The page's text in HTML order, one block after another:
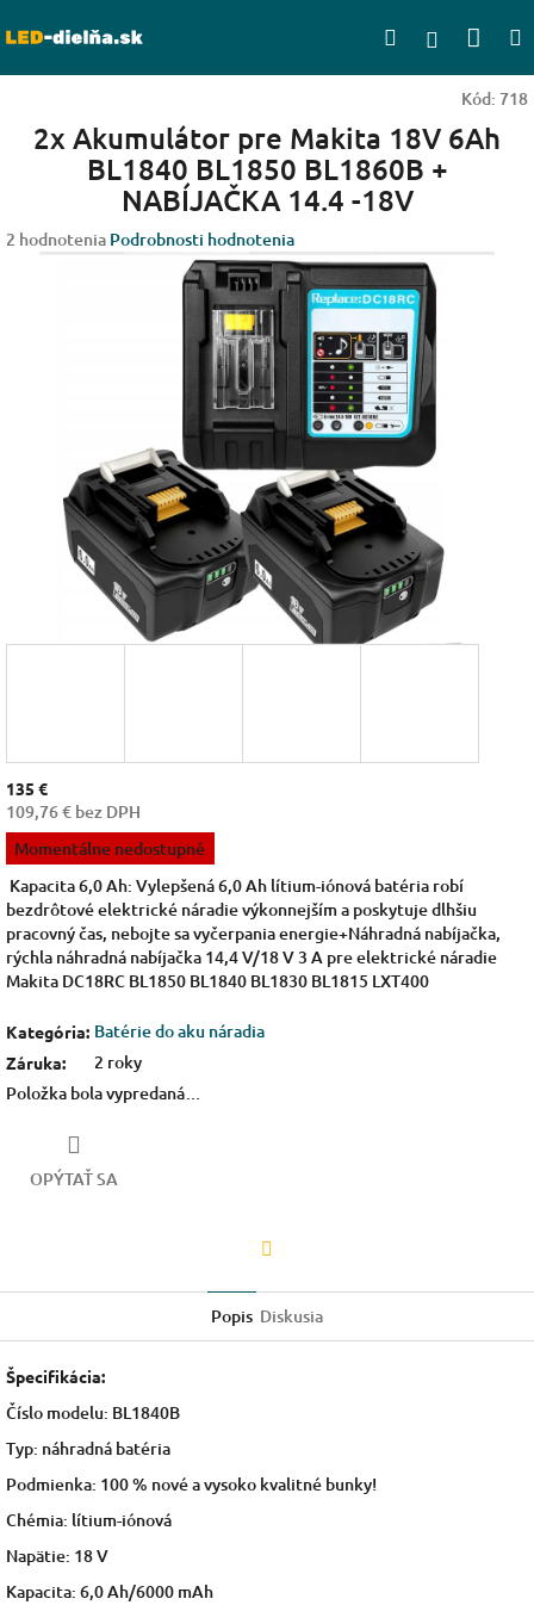
na
Hľadať
Kód: 718
2x Akumulátor pre Makita 18V 6Ah
BL1840 BL1850 BL1860B +
NABÍJAČKA 14.4 -18V
Priemerné
hodnotenie
2 hodnotenia Podrobnosti hodnotenia
135 €
109,76 € bez DPH
Jednotková
cena:
Momentálne nedostupné
Kapacita 6,0 Ah: Vylepšená 6,0 Ah lítium-iónová batéria robí
bezdrôtové elektrické náradie výkonnejším a poskytuje dlhšiu
pracovný čas, nebojte sa vyčerpania energie+Náhradná nabíjačka,
rýchla náhradná nabíjačka 14,4 V/18 V 3 A pre elektrické náradie
Makita DC18RC BL1850 BL1840 BL1830 BL1815 LXT400
Kategória: Batérie do aku náradia
Záruka:
2 roky
Položka bola vypredaná…
OPÝTAŤ SA
Popis Diskusia
Špecifikácia:
Číslo modelu: BL1840B
Typ: náhradná batéria
Podmienka: 100 % nové a vysoko kvalitné bunky!
Chémia: lítium-iónová
Napätie: 18 V
Kapacita: 6,0 Ah/6000 mAh